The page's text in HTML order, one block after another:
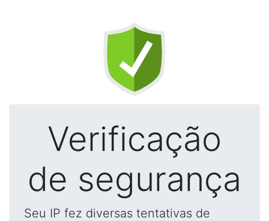
Verificação
de segurança
Seu IP fez diversas tentativas de